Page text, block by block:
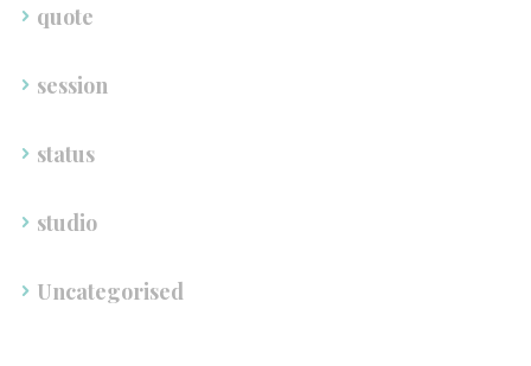
quote
ession
tatu
tudio
Uncategorised